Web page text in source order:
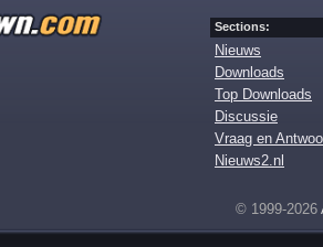
Sections:
Nieuws
Downloads
Top Downloads
Discussie
Vraag en
Nieuws2.nl
© 1999-2026